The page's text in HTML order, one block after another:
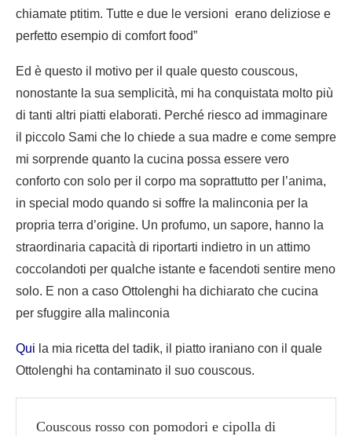
chiamate ptitim. Tutte e due le versioni erano deliziose e
perfetto esempio di comfort food”
Ed è questo il motivo per il quale questo couscous,
nonostante la sua semplicità, mi ha conquistata molto più
di tanti altri piatti elaborati. Perché riesco ad immaginare
il piccolo Sami che lo chiede a sua madre e come sempre
mi sorprende quanto la cucina possa essere vero
conforto con solo per il corpo ma soprattutto per l’anima,
in special modo quando si soffre la malinconia per la
propria terra d’origine. Un profumo, un sapore, hanno la
straordinaria capacità di riportarti indietro in un attimo
coccolandoti per qualche istante e facendoti sentire meno
solo. E non a caso Ottolenghi ha dichiarato che cucina
per sfuggire alla malinconia
Qui la mia ricetta del tadik, il piatto iraniano con il quale
Ottolenghi ha contaminato il suo couscous.
Couscous rosso con pomodori e cipolla di